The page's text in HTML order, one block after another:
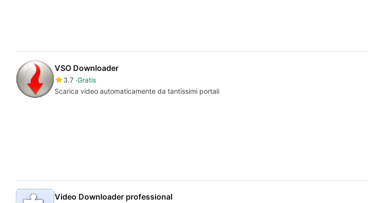
VSO Downloader
3.7 Gratis
Scarica video automaticamente da tantissimi portali
Video Downloader professional